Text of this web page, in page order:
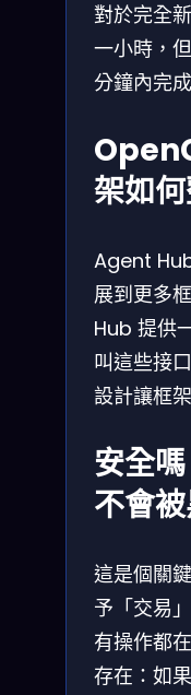
對於完全
一小時，
分鐘內完
架如
Agent
展到更多
Hub 提供
叫這些接
設計讓框
安全
不會被
這是個關
予「交易
有操作都
存在：如